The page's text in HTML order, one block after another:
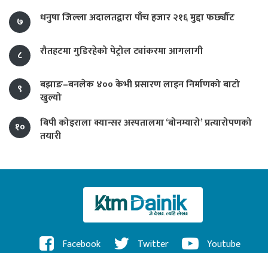
७ धनुषा जिल्ला अदालतद्वारा पाँच हजार २१६ मुद्दा फर्छ्यौट
८ रौतहटमा गुडिरहेको पेट्रोल ट्यांकरमा आगलागी
९
बझाङ–बनलेक ४०० केभी प्रसारण लाइन निर्माणको बाटो
खुल्यो
१०
बिपी कोइराला क्यान्सर अस्पतालमा ‘बोनम्यारो’ प्रत्यारोपणको
तयारी
Facebook Twitter Youtube